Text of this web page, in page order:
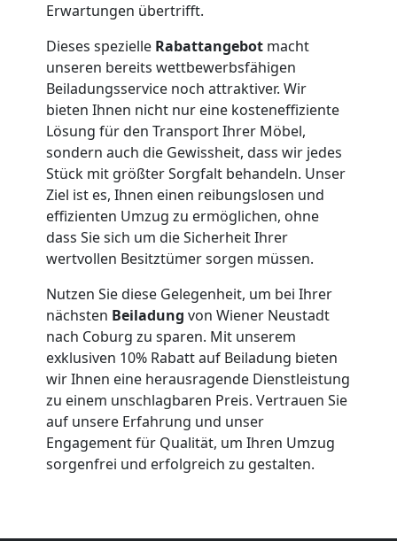
Erwartungen übertrifft.
Dieses spezielle Rabattangebot macht
unseren bereits wettbewerbsfähigen
Beiladungsservice noch attraktiver. Wir
bieten Ihnen nicht nur eine kosteneffiziente
Lösung für den Transport Ihrer Möbel,
sondern auch die Gewissheit, dass wir jedes
Stück mit größter Sorgfalt behandeln. Unser
Ziel ist es, Ihnen einen reibungslosen und
effizienten Umzug zu ermöglichen, ohne
dass Sie sich um die Sicherheit Ihrer
wertvollen Besitztümer sorgen müssen.
Nutzen Sie diese Gelegenheit, um bei Ihrer
nächsten Beiladung von Wiener Neustadt
nach Coburg zu sparen. Mit unserem
exklusiven 10% Rabatt auf Beiladung bieten
wir Ihnen eine herausragende Dienstleistung
zu einem unschlagbaren Preis. Vertrauen Sie
auf unsere Erfahrung und unser
Engagement für Qualität, um Ihren Umzug
sorgenfrei und erfolgreich zu gestalten.
Neustadt
Expressumzug
Wiener
Neustadt
Tragehilfe
Wiener
Neustadt
Kleiner
Umzug